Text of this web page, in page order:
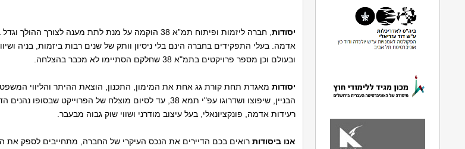
יסודות
, חברה ליזמות ופיתוח תמ”א 38 הוקמה על מנת לתת מענה
אדמה. בעלי התפקידים בחברה הינם בלי ניסיון וותק של שנים רבות ביזמות, בניה
ובעולם וכן מספר פרויקטים בתמ"א 38 שחלקם הסתיימו לא מכבר בהצלחה.
יסודות מאגדת תחת קורת גג אחת את המימון, התכנון, הוצאת ההיתר והליווי
הבניין, שיפוצו ושדרוגו עפ"י תמא 38, עד לסיום מוצלח של
רעידות אדמה, פונקציונאלי, בעל עיצוב מודרני ושווי שוק גבוה מבעבר.
אנו ביסודות רואים בכם הדיירים את הנכס העיקרי של החברה, מתחייבים לספק את